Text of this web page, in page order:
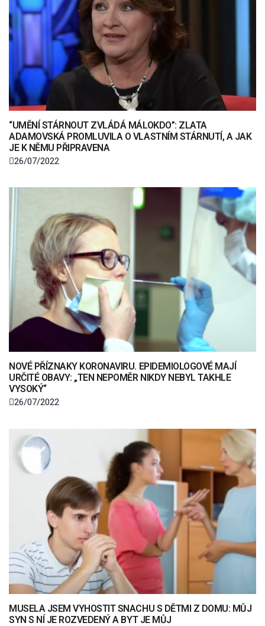
“UMĚNÍ STÁRNOUT ZVLÁDÁ MÁLOKDO”: ZLATA
ADAMOVSKÁ PROMLUVILA O VLASTNÍM STÁRNUTÍ, A JAK
JE K NĚMU PŘIPRAVENA
26/07/2022
NOVÉ PŘÍZNAKY KORONAVIRU. EPIDEMIOLOGOVÉ MAJÍ
URČITÉ OBAVY: „TEN NEPOMĚR NIKDY NEBYL TAKHLE
VYSOKÝ“
26/07/2022
MUSELA JSEM VYHOSTIT SNACHU S DĚTMI Z DOMU: MŮJ
SYN S NÍ JE ROZVEDENÝ A BYT JE MŮJ